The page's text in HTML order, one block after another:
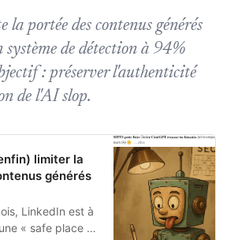
portée des contenus générés
de détection à 94%
: préserver l'authenticité
de l'AI slop.
limiter la
générés
LinkedIn est à
« safe place »